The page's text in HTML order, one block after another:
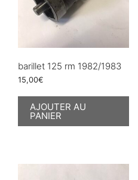
barillet 125 rm 1982/1983
15,00€
AJOUTER AU
PANIER